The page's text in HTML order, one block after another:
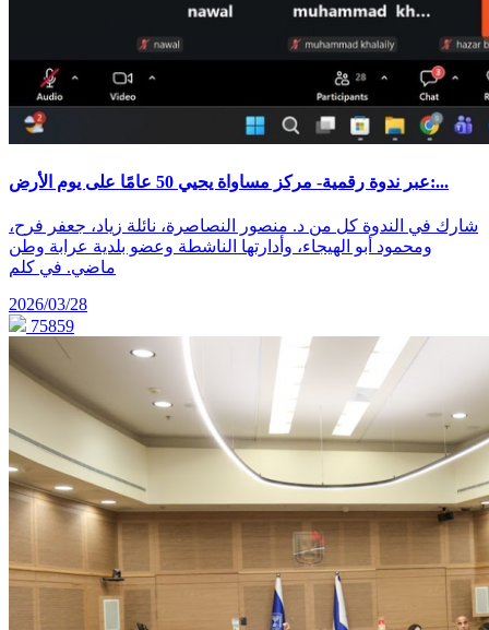
عبر ندوة رقمية- مركز مساواة يحيي 50 عامًا على يوم الأرض:...
شارك في الندوة كل من د. منصور النصاصرة، نائلة زياد، جعفر فرح،
ومحمود أبو الهيجاء، وأدارتها الناشطة وعضو بلدية عرابة وطن
ماضي. في كلم
2026/03/28
75859